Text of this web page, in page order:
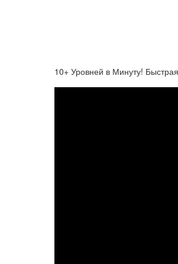
10+ Уровней в Минуту!